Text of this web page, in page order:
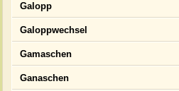
Galopp
Galoppwechsel
Gamaschen
Ganaschen